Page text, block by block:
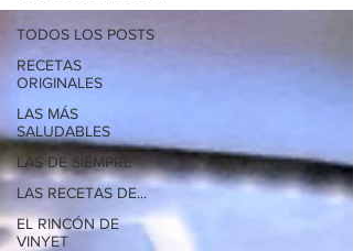
TODOS LOS POSTS
RECETAS
ORIGINALES
LAS MÁS
SALUDABLES
LAS DE SIEMPRE
LAS RECETAS DE...
EL RINCÓN DE
VINYET